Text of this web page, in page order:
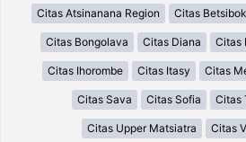
Citas Atsinanana Region Citas
Citas Bongolava Citas Diana Citas
Citas Ihorombe Citas Itasy Citas
Citas Sava Citas Sofia Citas
Citas Upper Matsiatra Citas